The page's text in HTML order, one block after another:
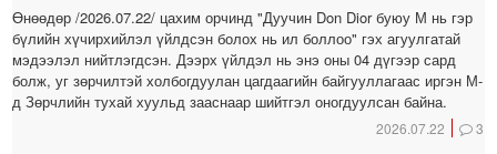
Өнөөдөр /2026.07.22/ цахим орчинд "Дуучин Don Dior буюу М нь гэр
бүлийн хүчирхийлэл үйлдсэн болох нь ил боллоо" гэх агуулгатай
мэдээлэл нийтлэгдсэн. Дээрх үйлдэл нь энэ оны 04 дүгээр сард
болж, уг зөрчилтэй холбогдуулан цагдаагийн байгууллагаас иргэн М-
д Зөрчлийн тухай хуульд зааснаар шийтгэл оногдуулсан байна.
2026.07.22 3